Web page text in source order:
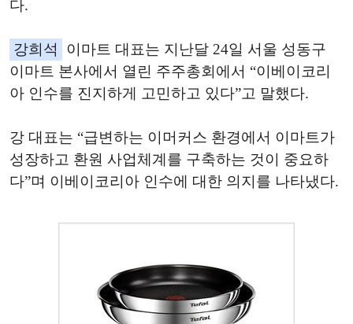
다.
강희석
이마트 대표는 지난달 24일 서울 성동구
이마트 본사에서 열린 주주총회에서 “이베이코리
아 인수를 진지하게 고민하고 있다”고 말했다.
강 대표는 “급변하는 이머커스 환경에서 이마트가
성장하고 환원 사업체계를 구축하는 것이 중요하
다”며 이베이코리아 인수에 대한 의지를 나타냈다.